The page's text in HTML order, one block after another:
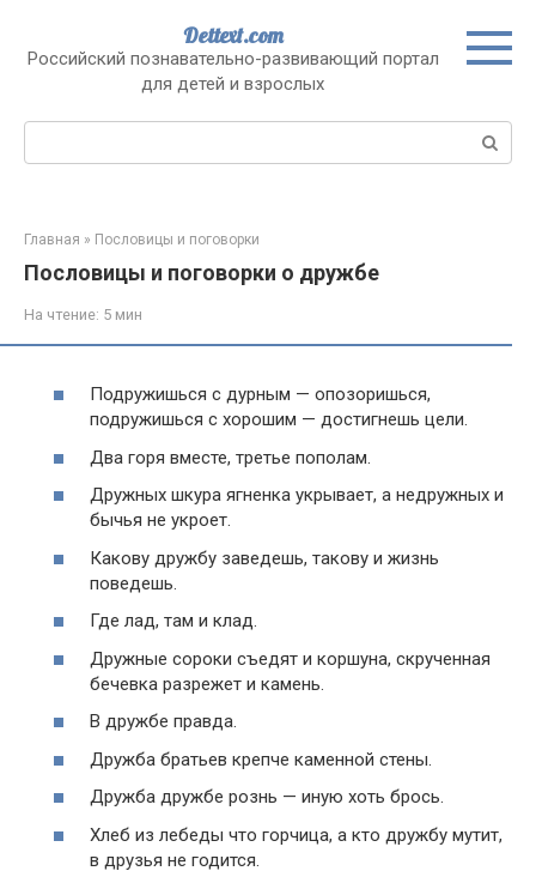
контенту
Dettext.com
Российский познавательно-развивающий портал
для детей и взрослых
Поиск:
Главная » Пословицы и поговорки
Пословицы и поговорки о дружбе
На чтение: 5 мин
Подружишься с дурным — опозоришься,
подружишься с хорошим — достигнешь цели.
Два горя вместе, третье пополам.
Дружных шкура ягненка укрывает, а недружных и
бычья не укроет.
Какову дружбу заведешь, такову и жизнь
поведешь.
Где лад, там и клад.
Дружные сороки съедят и коршуна, скрученная
бечевка разрежет и камень.
В дружбе правда.
Дружба братьев крепче каменной стены.
Дружба дружбе рознь — иную хоть брось.
Хлеб из лебеды что горчица, а кто дружбу мутит,
в друзья не годится.